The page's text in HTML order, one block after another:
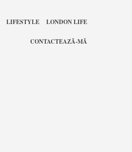
LIFESTYLE LONDON LIFE
CONTACTEAZĂ-MĂ